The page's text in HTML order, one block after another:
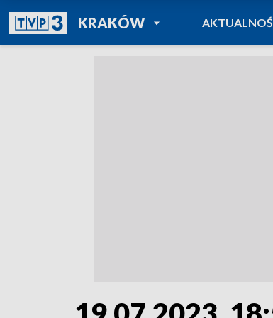
KRAKÓWPOWRÓT DO
TVP REGIONY